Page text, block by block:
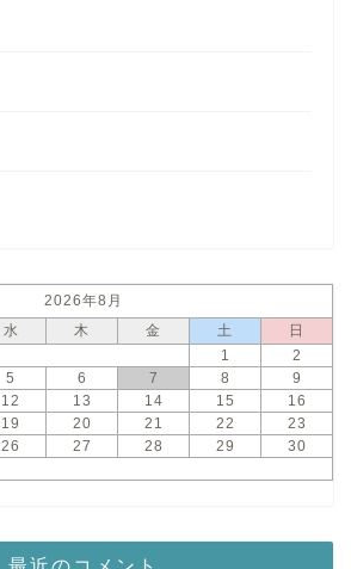
2026年8月
水 木 金 土
日
1
2
5 6 7 8
9
12 13 14 15
16
19 20 21 22
23
26 27 28 29
30